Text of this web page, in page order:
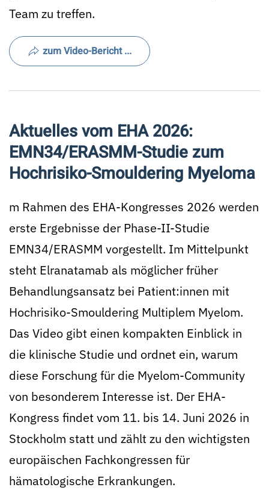
Team zu treffen.
zum Video-Bericht ...
Aktuelles vom EHA 2026:
EMN34/ERASMM-Studie zum
Hochrisiko-Smouldering Myeloma
m Rahmen des EHA-Kongresses 2026 werden
erste Ergebnisse der Phase-II-Studie
EMN34/ERASMM vorgestellt. Im Mittelpunkt
steht Elranatamab als möglicher früher
Behandlungsansatz bei Patient:innen mit
Hochrisiko-Smouldering Multiplem Myelom.
Das Video gibt einen kompakten Einblick in
die klinische Studie und ordnet ein, warum
diese Forschung für die Myelom-Community
von besonderem Interesse ist. Der EHA-
Kongress findet vom 11. bis 14. Juni 2026 in
Stockholm statt und zählt zu den wichtigsten
europäischen Fachkongressen für
hämatologische Erkrankungen.